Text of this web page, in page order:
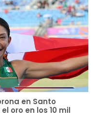
en Santo
oro en los 10 mil